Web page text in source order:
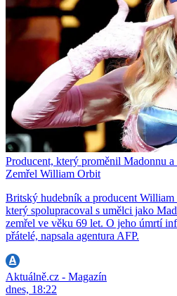
Producent, který proměnil Madonnu
Zemřel William Orbit
Britský hudebník a producent
který spolupracoval s umělci jako
zemřel ve věku 69 let. O jeho úmrtí
přátelé, napsala agentura AFP.
Aktuálně.cz - Magazín
dnes, 18:22